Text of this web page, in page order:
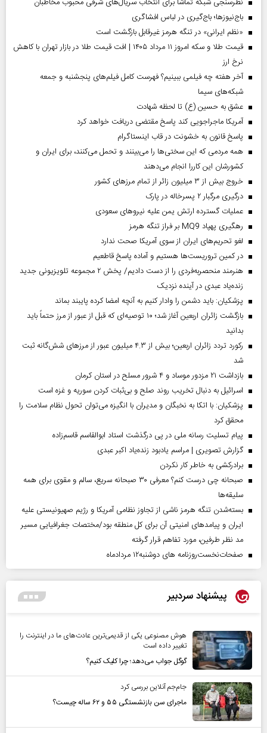
باج‌نیوزها؛ باج‌گیری در لباس افشاگری
«نظم ایرانی» در تنگه هرمز غیرقابل بازگشت است
قیمت طلا و سکه امروز ۱۱ مرداد ۱۴۰۵ | افت قیمت طلا در بازار تهران با کاهش
نرخ ارز
آخر هفته چه فیلمی ببینیم؟ فهرست کامل فیلم‌های پنجشنبه و جمعه
شبکه‌های سیما
عشق به حسین (ع) تا لحظه شهادت
آمریکا ماجراجویی کند پاسخ مقتضی دریافت خواهد کرد
پاسخ قانون به خشونت در قاب اینستاگرام
همه مردمی که این سختی‌ها را می‌بینند و تحمل می‌کنند، برای ایران و
کشورشان این کاررا انجام می‌دهند
خروج بیش از ۳ میلیون زائر از تمام مرز‌های کشور
درگیری مرگبار ۲ پسرخاله در پارک
عملیات گسترده ارتش یمن علیه نیروهای سعودی
رهگیری پهپاد MQ9 بر فراز تنگه هرمز
لغو تحریم‌های ایران از سوی آمریکا صحت ندارد
در کمین تروریست‌ها هستیم و آماده پاسخ قاطعیم
هنرمند منحصر‌به‌فردی را از دست دادیم/ پخش ۲ مجموعه تلویزیونی جدید
زنده‌یاد عبدی در آینده نزدیک
پزشکیان: باید دشمن را وادار کنیم به آنچه امضا کرده پایبند بماند
بازگشت زائران اربعین آغاز شد؛ ۱۰ توصیه‌ای که قبل از عبور از مرز حتماً باید
بدانید
رکورد تردد زائران اربعین؛ بیش از ۴.۳ میلیون عبور از مرزهای شش‌گانه ثبت
شد
بازداشت ۲۱ مزدور موساد و ۴ شرور مسلح در استان کرمان
اسرائیل به دنبال تخریب روند صلح و بی‌ثبات کردن سوریه و غزه است
پزشکیان: با اتکا به نخبگان و مدیران با انگیزه می‌توان تحول نظام سلامت را
محقق کرد
پیام تسلیت رسانه ملی در پی درگذشت استاد ابوالقاسم قاسم‌زاده
گزارش تصویری | مراسم یادبود زنده‌یاد اکبر عبدی
برادرکشی به خاطر کار نکردن
صبحانه چی درست کنم؟ معرفی ۳۰ صبحانه سریع، سالم و مقوی برای همه
سلیقه‌ها
بسته‌شدن تنگه هرمز ناشی از تجاوز نظامی آمریکا و رژیم صهیونیستی علیه
ایران و پیامد‌های امنیتی آن برای کل منطقه بود/مختصات جغرافیایی مسیر
مد نظر طرفین، مورد تفاهم قرار گرفته
صفحات‌نخست‌روزنامه ها‌ی دوشنبه‌۱۲ مردادماه
پیشنهاد سردبیر
هوش مصنوعی یکی از قدیمی‌ترین عادت‌های ما در اینترنت را
تغییر داده است
گوگل جواب می‌دهد؛ چرا کلیک کنیم؟
جام‌جم آنلاین بررسی کرد
ماجرای سن بازنشستگی ۵۵ و ۶۲ ساله چیست؟